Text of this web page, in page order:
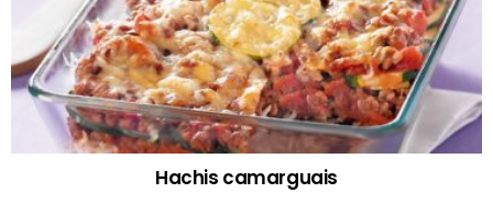
Hachis camarguais